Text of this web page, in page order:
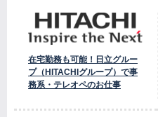
在宅勤務も可能！日立グルー
プ（HITACHIグループ）で事
務系・テレオペのお仕事